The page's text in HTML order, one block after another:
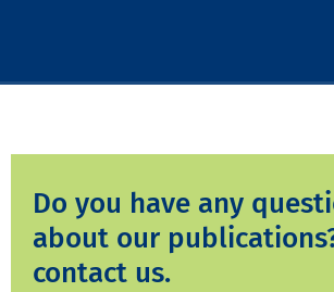
Do you have any
about our
contact us.